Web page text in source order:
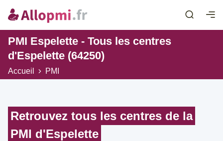
PMI Espelette - Tous les centres
d'Espelette (64250)
Accueil PMI
Retrouvez tous les centres de la
PMI d'Espelette